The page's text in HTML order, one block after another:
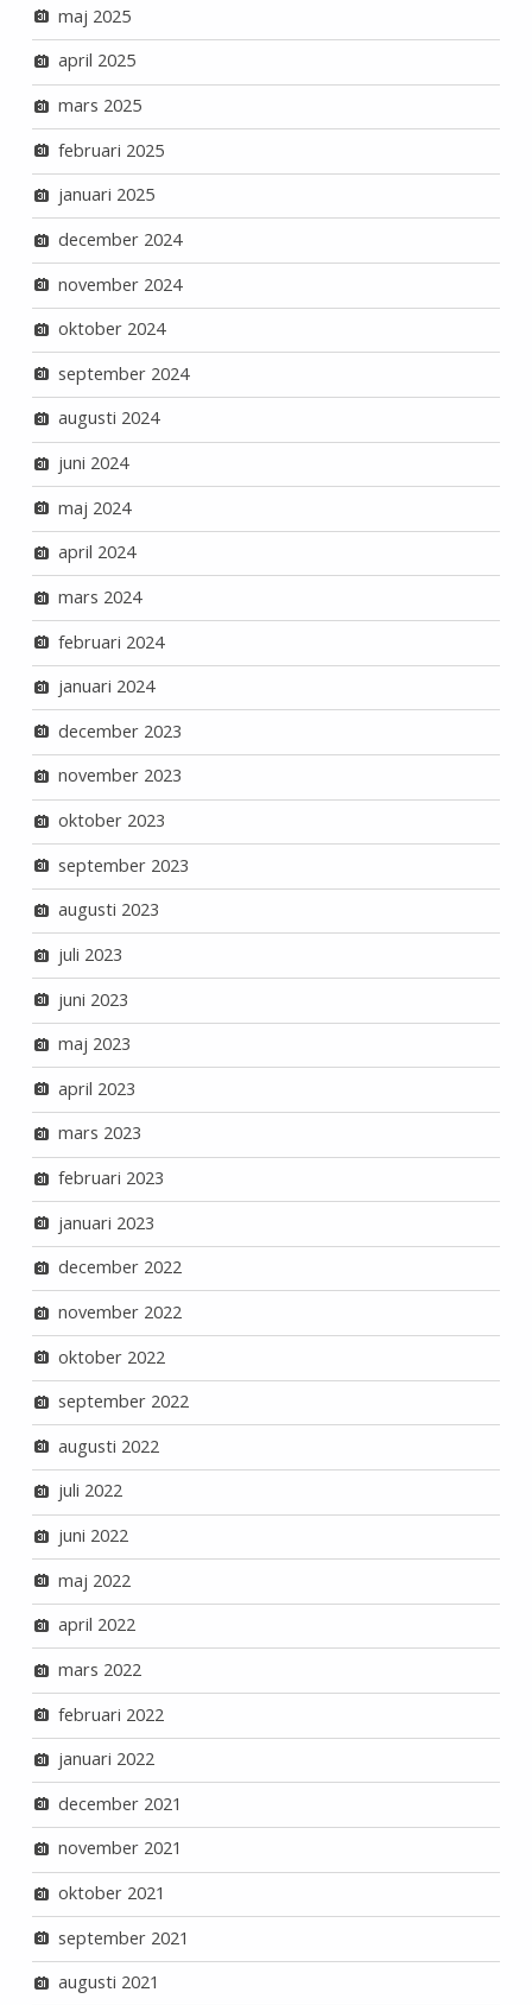
maj 2025
april 2025
mars 2025
februari 2025
januari 2025
december 2024
november 2024
oktober 2024
september 2024
augusti 2024
juni 2024
maj 2024
april 2024
mars 2024
februari 2024
januari 2024
december 2023
november 2023
oktober 2023
september 2023
augusti 2023
juli 2023
juni 2023
maj 2023
april 2023
mars 2023
februari 2023
januari 2023
december 2022
november 2022
oktober 2022
september 2022
augusti 2022
juli 2022
juni 2022
maj 2022
april 2022
mars 2022
februari 2022
januari 2022
december 2021
november 2021
oktober 2021
september 2021
augusti 2021